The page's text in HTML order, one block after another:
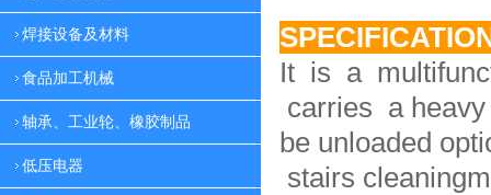
焊接设备及材料
食品加工机械
轴承、工业轮、橡胶制品
低压电器
It is a
carries a
be unloaded
stairs